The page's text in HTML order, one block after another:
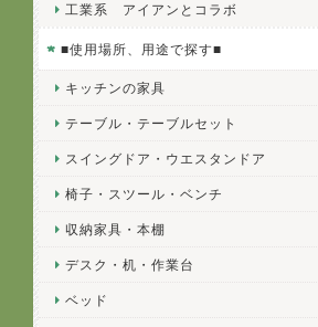
工業系 アイアンとコラボ
■使用場所、用途で探す■
キッチンの家具
テーブル・テーブルセット
スイングドア・ウエスタンドア
椅子・スツール・ベンチ
収納家具・本棚
デスク・机・作業台
ベッド